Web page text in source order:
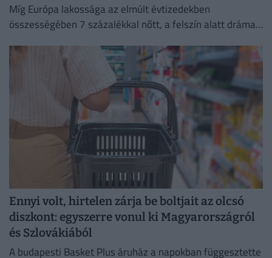
Míg Európa lakossága az elmúlt évtizedekben
összességében 7 százalékkal nőtt, a felszín alatt drámai
Ennyi volt, hirtelen zárja be boltjait az olcsó
diszkont: egyszerre vonul ki Magyarországról
és Szlovákiából
A budapesti Basket Plus áruház a napokban függesztette